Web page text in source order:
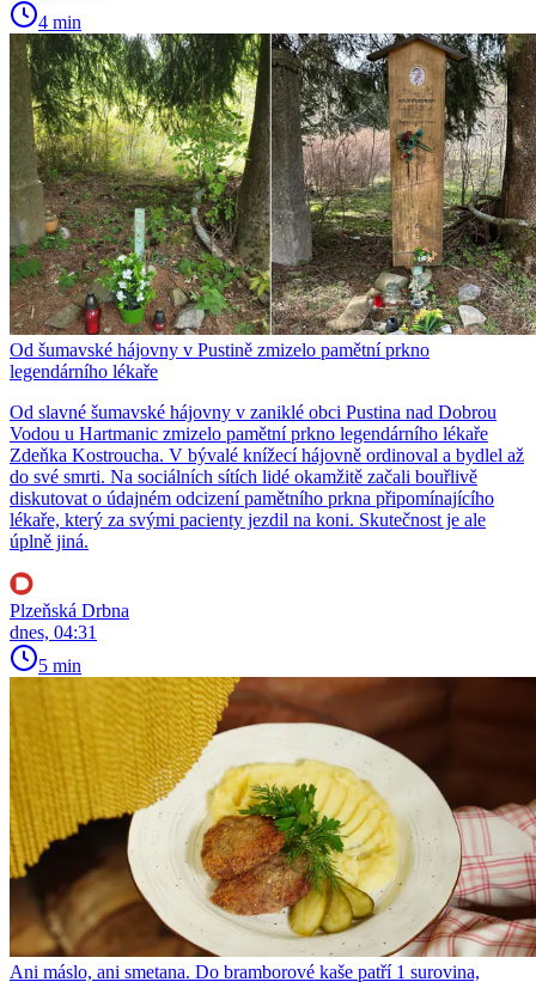
4 min
Od šumavské hájovny v Pustině zmizelo pamětní prkno
legendárního lékaře
Od slavné šumavské hájovny v zaniklé obci Pustina nad Dobrou
Vodou u Hartmanic zmizelo pamětní prkno legendárního lékaře
Zdeňka Kostroucha. V bývalé knížecí hájovně ordinoval a bydlel až
do své smrti. Na sociálních sítích lidé okamžitě začali bouřlivě
diskutovat o údajném odcizení pamětního prkna připomínajícího
lékaře, který za svými pacienty jezdil na koni. Skutečnost je ale
úplně jiná.
Plzeňská Drbna
dnes, 04:31
5 min
Ani máslo, ani smetana. Do bramborové kaše patří 1 surovina,